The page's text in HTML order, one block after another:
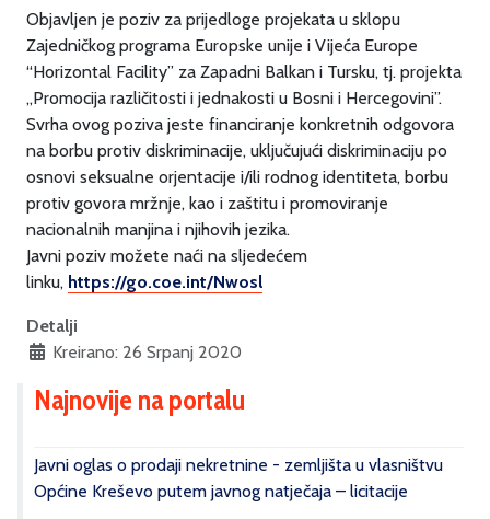
Objavljen je poziv za prijedloge projekata u sklopu
Zajedničkog programa Europske unije i Vijeća Europe
“Horizontal Facility” za Zapadni Balkan i Tursku, tj. projekta
„Promocija različitosti i jednakosti u Bosni i Hercegovini”.
Svrha ovog poziva jeste financiranje konkretnih odgovora
na borbu protiv diskriminacije, uključujući diskriminaciju po
osnovi seksualne orjentacije i/ili rodnog identiteta, borbu
protiv govora mržnje, kao i zaštitu i promoviranje
nacionalnih manjina i njihovih jezika.
Javni poziv možete naći na sljedećem
linku, https://go.coe.int/Nwosl
Detalji
Kreirano: 26 Srpanj 2020
Najnovije na portalu
Javni oglas o prodaji nekretnine - zemljišta u vlasništvu
Općine Kreševo putem javnog natječaja – licitacije